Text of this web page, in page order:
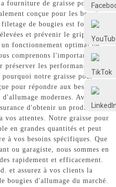
FRTLUBE
@FRTLUBE8
@FRTLUBE8
fourniture de graisse pour
conçue pour les bougies
de bougies est formulée
et prévenir le grippage et
fonctionnement optimal de
comprenons l'importance
les performances et la
notre graisse pour
pour répondre aux besoins des
d'allumage modernes. Avec
d'obtenir un produit de
vos attentes. Notre graisse pour
en grandes quantités et peut
à vos besoins spécifiques. Que
ou garagiste, nous sommes en
rapidement et efficacement.
et assurez à vos clients la
bougies d'allumage du marché.